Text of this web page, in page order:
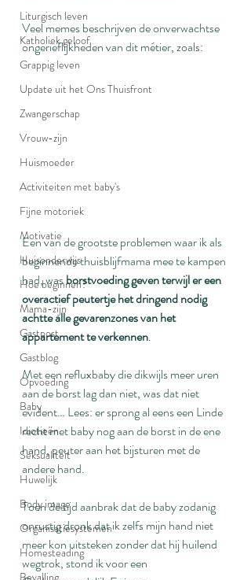
Liturgisch leven
Katholiek geloof
Grappig leven
Update uit het Ons Thuisfront
Zwangerschap
Vrouw-zijn
Huismoeder
Activiteiten met baby's
Fijne motoriek
Motivatie
Huisonderwijs
Hoe beginnen?
Mama-zijn
Gastpost
Gastblog
Opvoeding
Baby
Idiotieën
Seksualiteit
Huwelijk
Body image
Organisatiesystemen
Homesteading
Bevalling
Veel memes beschrijven de onverwachtse
ongerieflijkheden van dit métier, zoals:
Een van de grootste problemen waar ik als
beginnende thuisblijfmama mee te kampen
had, was borstvoeding geven terwijl er een
overactief peutertje het dringend nodig
achtte alle gevarenzones van het
appartement te verkennen.
Met een refluxbaby die dikwijls meer uren
aan de borst lag dan niet, was dat niet
evident… Lees: er sprong al eens een Linde
recht met baby nog aan de borst in de ene
hand, peuter aan het bijsturen met de
andere hand.
Toen de tijd aanbrak dat de baby zodanig
onrustig dronk dat ik zelfs mijn hand niet
meer kon uitsteken zonder dat hij huilend
wegtrok, stond ik voor een